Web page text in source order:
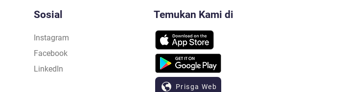
Sosial
Instagram
Facebook
LinkedIn
Temukan Kami di
Prisga Web